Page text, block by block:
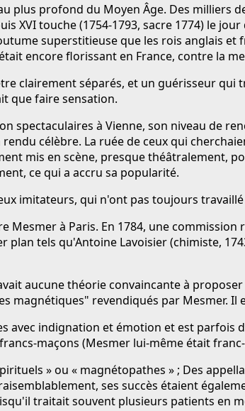
plus profond du Moyen Âge. Des milliers
XVI touche (1754-1793, sacre 1774) le
superstitieuse que les rois anglais
encore florissant en France, contre la
clairement séparés, et un guérisseur
que faire sensation.
spectaculaires à Vienne, son niveau de
célèbre. La ruée de ceux qui
mis en scène, presque théâtralement,
ce qui a accru sa popularité.
imitateurs, qui n'ont pas toujours
Mesmer à Paris. En 1784, une
tels qu'Antoine Lavoisier (chimiste,
aucune théorie convaincante à
revendiqués par Mesmer. Il
avec indignation et émotion et est parfois
maçons (Mesmer lui-même était
» ou « magnétopathes » ; Des
ses succès étaient
traitait souvent plusieurs patients en